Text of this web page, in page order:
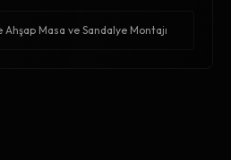
Masa ve Sandalye Montajı